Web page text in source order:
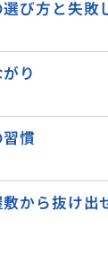
び方と失敗
り
慣
から抜け出